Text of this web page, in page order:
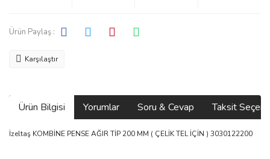
Ürün Paylaş :
Karşılaştır
Ürün Bilgisi Yorumlar Soru & Cevap Taksit
İzeltaş KOMBİNE PENSE AĞIR TİP 200 MM ( ÇELİK TEL İÇİN ) 3030122200